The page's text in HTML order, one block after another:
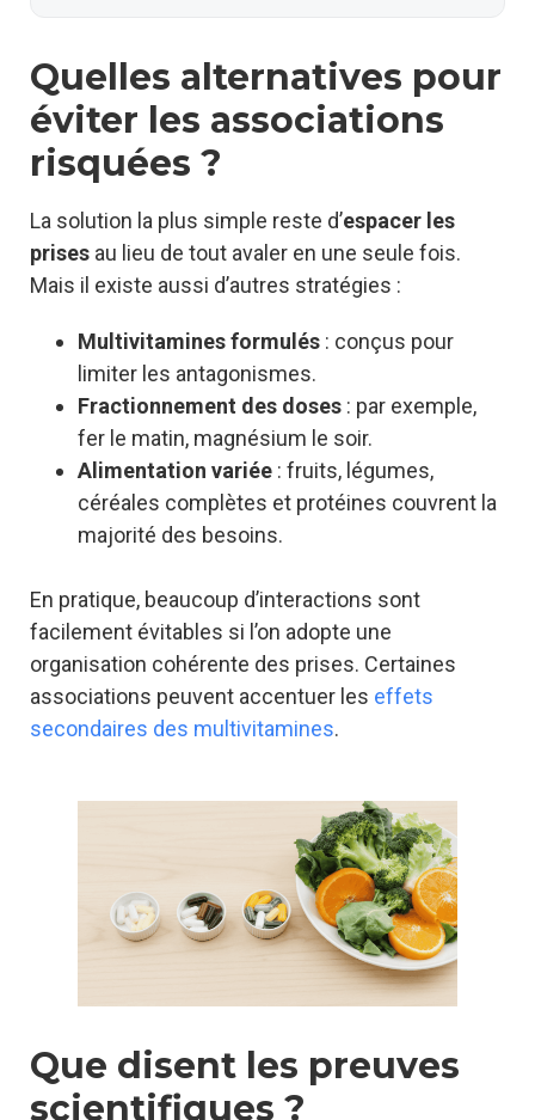
Quelles alternatives pour
éviter les associations
risquées ?
La solution la plus simple reste d’espacer les
prises au lieu de tout avaler en une seule fois.
Mais il existe aussi d’autres stratégies :
Multivitamines formulés : conçus pour
limiter les antagonismes.
Fractionnement des doses : par exemple,
fer le matin, magnésium le soir.
Alimentation variée : fruits, légumes,
céréales complètes et protéines couvrent la
majorité des besoins.
En pratique, beaucoup d’interactions sont
facilement évitables si l’on adopte une
organisation cohérente des prises. Certaines
associations peuvent accentuer les effets
secondaires des multivitamines.
Que disent les preuves
scientifiques ?